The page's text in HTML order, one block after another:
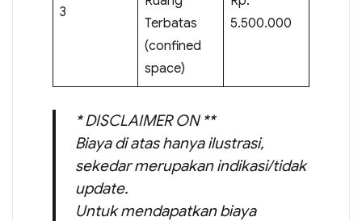
3
Terbatas
(confined
space)
5.500.000
* DISCLAIMER ON **
Biaya di atas hanya ilustrasi,
sekedar merupakan indikasi/tidak
update.
Untuk mendapatkan biaya